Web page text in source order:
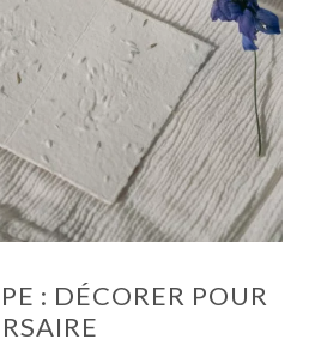
: DÉCORER POUR